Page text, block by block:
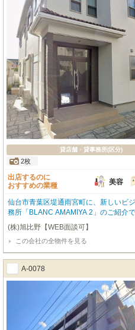
貸店舗・貸事務所(区分)
2枚
出店するのに
おすすめの業種
美容
仙台市青葉区堤通雨宮町に、新しいビ
務所「BLANC AMAMIYA 2」のご紹介
だ誰も利用していない未使用の空間が
ます。JR仙山線・仙台市営地下鉄南北
客様のアクセスにも便利な立地が魅力
ラッグストア、銀行が徒歩圏内に充実
れるでしょう。室内にトイレあり。こ
く飛躍させませんか？ぜひ一度、現地
(株)旭比野【WEB面談可】
この会社の全物件を見る
A-0078